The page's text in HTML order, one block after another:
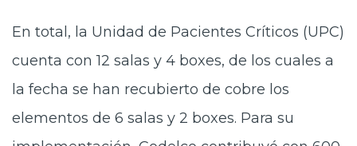
En total, la Unidad de Pacientes Críticos (UPC)
cuenta con 12 salas y 4 boxes, de los cuales a
la fecha se han recubierto de cobre los
elementos de 6 salas y 2 boxes. Para su